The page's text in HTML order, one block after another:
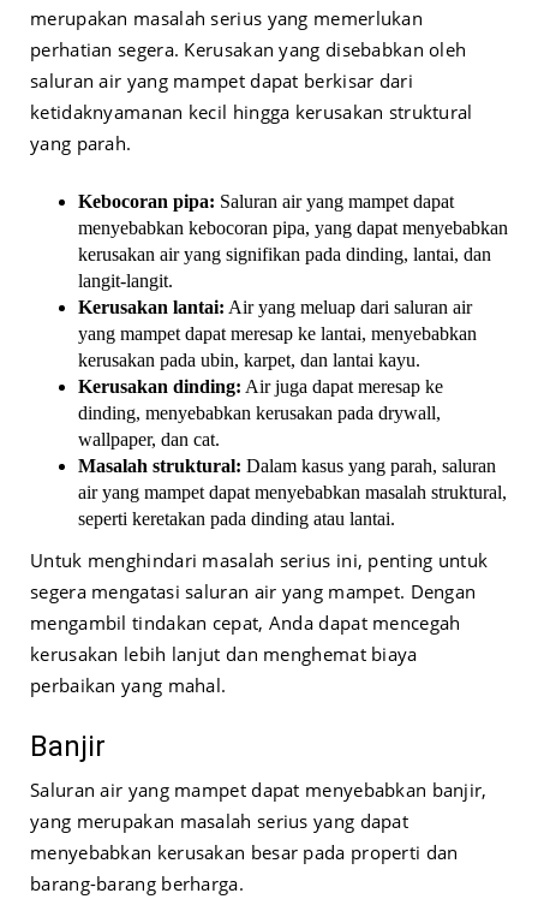
merupakan masalah serius yang memerlukan
perhatian segera. Kerusakan yang disebabkan oleh
saluran air yang mampet dapat berkisar dari
ketidaknyamanan kecil hingga kerusakan struktural
yang parah.
Kebocoran pipa: Saluran air yang mampet dapat
menyebabkan kebocoran pipa, yang dapat menyebabkan
kerusakan air yang signifikan pada dinding, lantai, dan
langit-langit.
Kerusakan lantai: Air yang meluap dari saluran air
yang mampet dapat meresap ke lantai, menyebabkan
kerusakan pada ubin, karpet, dan lantai kayu.
Kerusakan dinding: Air juga dapat meresap ke
dinding, menyebabkan kerusakan pada drywall,
wallpaper, dan cat.
Masalah struktural: Dalam kasus yang parah, saluran
air yang mampet dapat menyebabkan masalah struktural,
seperti keretakan pada dinding atau lantai.
Untuk menghindari masalah serius ini, penting untuk
segera mengatasi saluran air yang mampet. Dengan
mengambil tindakan cepat, Anda dapat mencegah
kerusakan lebih lanjut dan menghemat biaya
perbaikan yang mahal.
Banjir
Saluran air yang mampet dapat menyebabkan banjir,
yang merupakan masalah serius yang dapat
menyebabkan kerusakan besar pada properti dan
barang-barang berharga.